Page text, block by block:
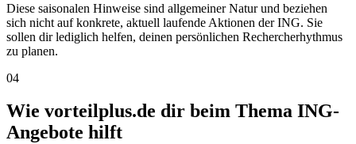
Diese saisonalen Hinweise sind allgemeiner Natur und beziehen
sich nicht auf konkrete, aktuell laufende Aktionen der ING. Sie
sollen dir lediglich helfen, deinen persönlichen Rechercherhythmus
zu planen.
04
Wie vorteilplus.de dir beim Thema ING-
Angebote hilft